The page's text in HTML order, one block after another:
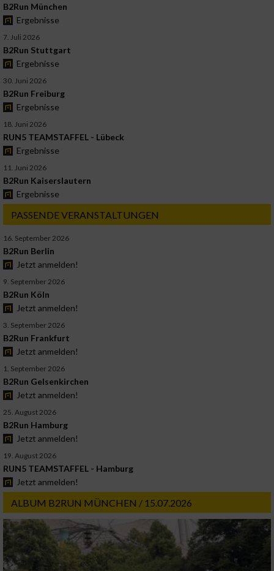
B2Run München
Ergebnisse
7. Juli 2026
B2Run Stuttgart
Ergebnisse
30. Juni 2026
B2Run Freiburg
Ergebnisse
18. Juni 2026
RUN5 TEAMSTAFFEL - Lübeck
Ergebnisse
11. Juni 2026
B2Run Kaiserslautern
Ergebnisse
PASSENDE VERANSTALTUNGEN
16. September 2026
B2Run Berlin
Jetzt anmelden!
9. September 2026
B2Run Köln
Jetzt anmelden!
3. September 2026
B2Run Frankfurt
Jetzt anmelden!
1. September 2026
B2Run Gelsenkirchen
Jetzt anmelden!
25. August 2026
B2Run Hamburg
Jetzt anmelden!
19. August 2026
RUN5 TEAMSTAFFEL - Hamburg
Jetzt anmelden!
ALBUM B2RUN MÜNCHEN / 15.07.2026